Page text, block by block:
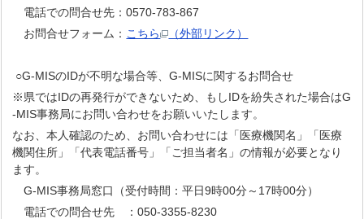
電話での問合せ先：0570-783-867
お問合せフォーム： こちら （外部リンク）
○G-MISのIDが不明な場合等、G-MISに関するお問合せ
※県ではIDの再発行ができないため、もしIDを紛失された場合はG
-MIS事務局にお問い合わせをお願いいたします。
なお、本人確認のため、お問い合わせには「医療機関名」「医療
機関住所」「代表電話番号」「ご担当者名」の情報が必要となり
ます。
G-MIS事務局窓口（受付時間：平日9時00分～17時00分）
電話での問合せ先 ：050-3355-8230